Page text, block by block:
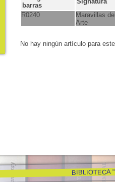
barras
R0240
Maravillas
Arte
No hay ningún artículo para
BIBLIOTECA